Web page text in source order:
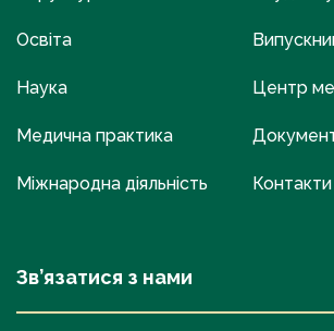
Освіта
Наука
Медична практика
Міжнародна діяльність
Центр
Контакти
Зв’язатися з нами